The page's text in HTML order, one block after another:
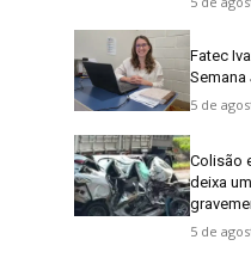
Fatec
5 de
Colisão
deixa
5 de